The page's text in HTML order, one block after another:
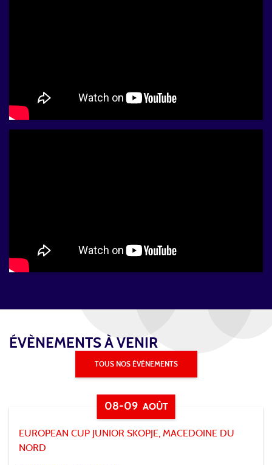
ÉVÈNEMENTS À VENIR
TOUS NOS ÉVÈNEMENTS
08-09 AOÛT
EUROPEAN CUP JUNIOR SKOPJE, MACEDOINE DU
NORD